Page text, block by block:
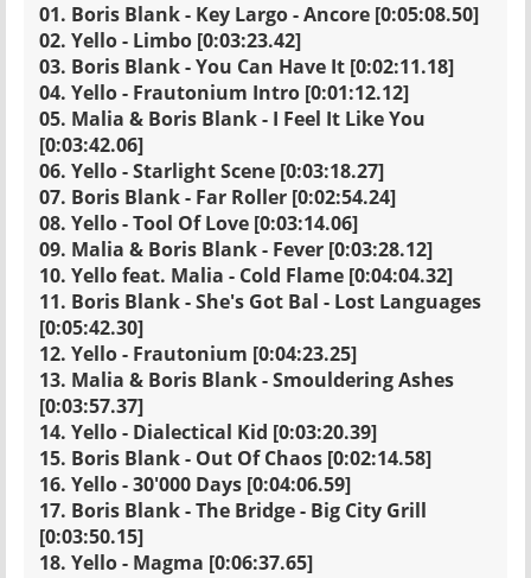
01. Boris Blank - Key Largo - Ancore [0:05:08.50]
02. Yello - Limbo [0:03:23.42]
03. Boris Blank - You Can Have It [0:02:11.18]
04. Yello - Frautonium Intro [0:01:12.12]
05. Malia & Boris Blank - I Feel It Like You
[0:03:42.06]
06. Yello - Starlight Scene [0:03:18.27]
07. Boris Blank - Far Roller [0:02:54.24]
08. Yello - Tool Of Love [0:03:14.06]
09. Malia & Boris Blank - Fever [0:03:28.12]
10. Yello feat. Malia - Cold Flame [0:04:04.32]
11. Boris Blank - She's Got Bal - Lost Languages
[0:05:42.30]
12. Yello - Frautonium [0:04:23.25]
13. Malia & Boris Blank - Smouldering Ashes
[0:03:57.37]
14. Yello - Dialectical Kid [0:03:20.39]
15. Boris Blank - Out Of Chaos [0:02:14.58]
16. Yello - 30'000 Days [0:04:06.59]
17. Boris Blank - The Bridge - Big City Grill
[0:03:50.15]
18. Yello - Magma [0:06:37.65]